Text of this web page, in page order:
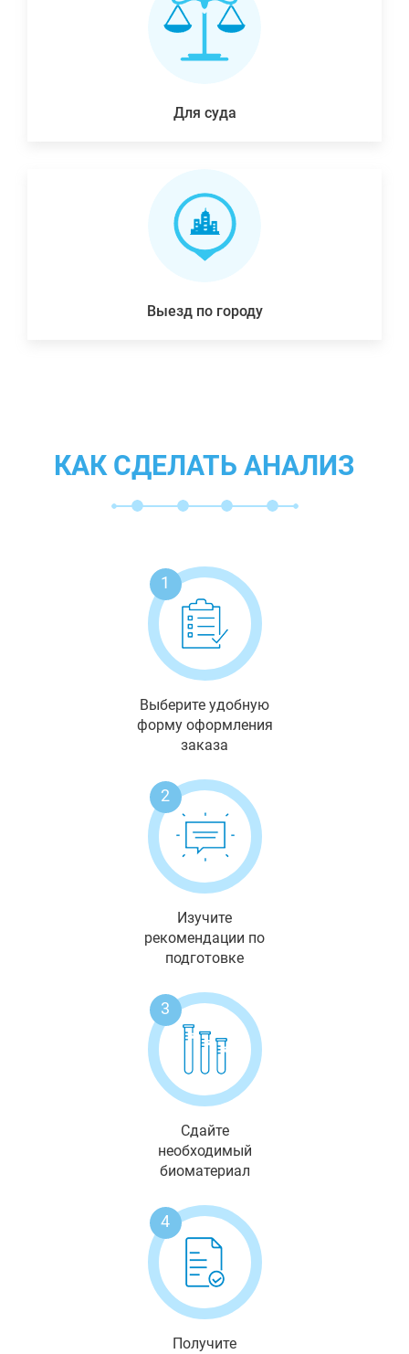
Для суда
Выезд по городу
КАК СДЕЛАТЬ АНАЛИЗ
1
Выберите удобную
форму оформления
заказа
2
Изучите
рекомендации по
подготовке
3
Сдайте
необходимый
биоматериал
4
Получите